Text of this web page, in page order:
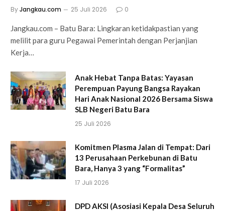
ByJangkau.com 25 Juli 2026 0
Jangkau.com – Batu Bara: Lingkaran ketidakpastian yang
melilit para guru Pegawai Pemerintah dengan Perjanjian
Kerja…
Anak Hebat Tanpa Batas: Yayasan
Perempuan Payung Bangsa Rayakan
Hari Anak Nasional 2026 Bersama Siswa
SLB Negeri Batu Bara
25 Juli 2026
Komitmen Plasma Jalan di Tempat: Dari
13 Perusahaan Perkebunan di Batu
Bara, Hanya 3 yang “Formalitas”
17 Juli 2026
DPD AKSI (Asosiasi Kepala Desa Seluruh